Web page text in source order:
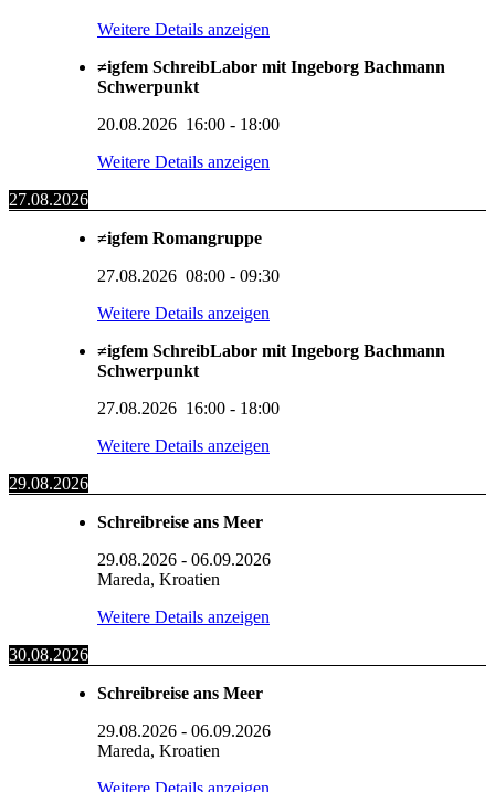
Weitere Details anzeigen
≠igfem SchreibLabor mit Ingeborg Bachmann
Schwerpunkt
20.08.2026 16:00 - 18:00
Weitere Details anzeigen
27.08.2026
≠igfem Romangruppe
27.08.2026 08:00 - 09:30
Weitere Details anzeigen
≠igfem SchreibLabor mit Ingeborg Bachmann
Schwerpunkt
27.08.2026 16:00 - 18:00
Weitere Details anzeigen
29.08.2026
Schreibreise ans Meer
29.08.2026 - 06.09.2026
Mareda, Kroatien
Weitere Details anzeigen
30.08.2026
Schreibreise ans Meer
29.08.2026 - 06.09.2026
Mareda, Kroatien
Weitere Details anzeigen